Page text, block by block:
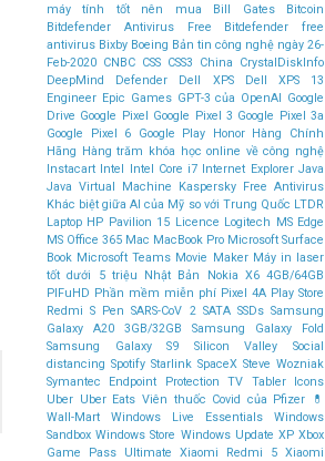
máy tính tốt nên mua
Bill Gates
Bitcoin
Bitdefender Antivirus Free
Bitdefender free
antivirus Bixby Boeing Bản tin công nghệ ngày 26-
Feb-2020 CNBC CSS CSS3 China
CrystalDiskInfo
DeepMind
Defender Dell XPS
Dell XPS 13
Engineer Epic Games GPT-3 của OpenAI Google
Drive Google Pixel Google Pixel 3 Google Pixel 3a
Google Pixel 6
Google Play Honor Hàng Chính
Hãng Hàng trăm khóa học online về công nghệ
Instacart Intel Intel Core i7 Internet Explorer Java
Java Virtual Machine
Kaspersky Free Antivirus
Khác biệt giữa AI của Mỹ so với Trung Quốc LTDR
Laptop HP Pavilion 15 Licence Logitech MS Edge
MS Office 365 Mac MacBook Pro Microsoft Surface
Book Microsoft Teams Movie Maker Máy in laser
tốt dưới 5 triệu
Nhật Bản
Nokia X6 4GB/64GB
PIFuHD Phần mềm miễn phí Pixel 4A Play Store
Redmi S Pen SARS-CoV 2 SATA SSDs Samsung
Galaxy A20 3GB/32GB
Samsung Galaxy Fold
Samsung Galaxy S9
Silicon Valley
Social
distancing Spotify Starlink SpaceX Steve Wozniak
Symantec Endpoint Protection
TV
Tabler Icons
Uber Uber Eats Viên thuốc Covid của Pfizer 💊
Wall-Mart
Windows Live Essentials
Windows
Sandbox Windows Store Windows Update XP Xbox
Game Pass Ultimate
Xiaomi Redmi 5 Xiaomi